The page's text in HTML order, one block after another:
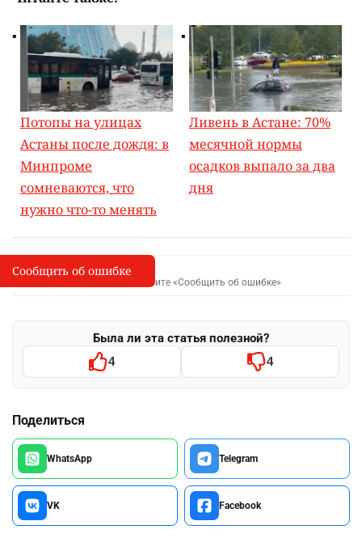
Потопы на улицах
Астаны после дождя: в
Минпроме
сомневаются, что
нужно что-то менять
Ливень в Астане: 70%
месячной нормы
осадков выпало за два
дня
I
Сообщить об опечатке
Выделите фрагмент и нажмите «Сообщить об ошибке»
Была ли эта статья полезной?
4 4
Поделиться
WhatsApp Telegram
VK Facebook
Сообщить об ошибке